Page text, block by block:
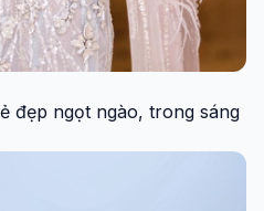
đẹp ngọt ngào, trong sáng